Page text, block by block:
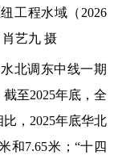
工程水域（2026
艺九 摄
北调东中线一期
至2025年底，全
，2025年底华北
和7.65米；“十四